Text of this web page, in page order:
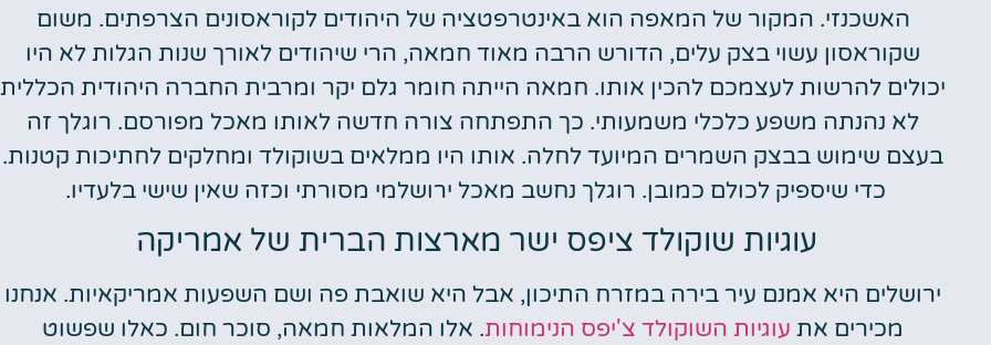
האשכנזי. המקור של המאפה הוא באינטרפטציה של היהודים לקוראסונים הצרפתים. משום
שקוראסון עשוי בצק עלים, הדורש הרבה מאוד חמאה, הרי שיהודים לאורך שנות הגלות לא היו
יכולים להרשות לעצמכם להכין אותו. חמאה הייתה חומר גלם יקר ומרבית החברה היהודית הכללית
לא נהנתה משפע כלכלי משמעותי. כך התפתחה צורה חדשה לאותו מאכל מפורסם. רוגלך זה
בעצם שימוש בבצק השמרים המיועד לחלה. אותו היו ממלאים בשוקולד ומחלקים לחתיכות קטנות.
כדי שיספיק לכולם כמובן. רוגלך נחשב מאכל ירושלמי מסורתי וכזה שאין שישי בלעדיו.
עוגיות שוקולד ציפס ישר מארצות הברית של אמריקה
ירושלים היא אמנם עיר בירה במזרח התיכון, אבל היא שואבת פה ושם השפעות אמריקאיות. אנחנו
מכירים את עוגיות השוקולד צ'יפס הנימוחות. אלו המלאות חמאה, סוכר חום. כאלו שפשוט